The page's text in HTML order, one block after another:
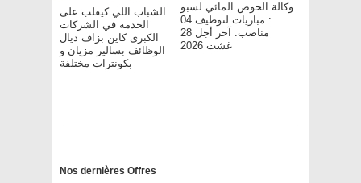
الشباب اللي كيقلب على
الخدمة في الشركات
الكبرى كاين بزاف ديال
الوظائف بسالير مزيان و
بكونترات مختلفة
وكالة الحوض المائي لسبو
: مباريات لتوظيف 04
مناصب. آخر أجل 28
غشت 2026
Nos dernières Offres